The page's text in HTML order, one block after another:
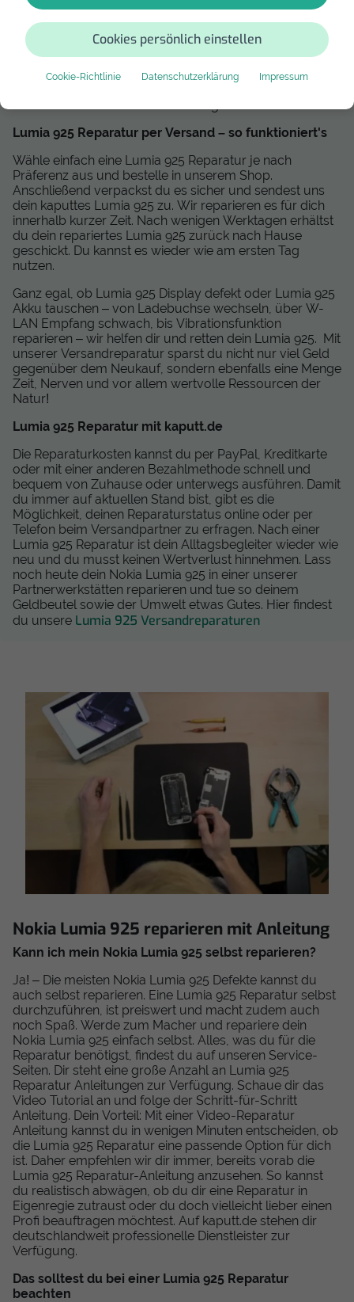
Cookies persönlich einstellen
Cookie-Richtlinie Datenschutzerklärung Impressum
Bevor du dein Lumia 925 zur Post bringst, sichere deine
Daten mit einem Backup. Im Normalfall bleiben all deine
Daten bei der Versandreparatur auf deinem Handy bzw.
Tablet erhalten. Doch sollte ein Ausnahmefall eintreffen,
Lumia 925 Reparatur per Versand – so funktioniert's
Wähle einfach eine Lumia 925 Reparatur je nach
Präferenz aus und bestelle in unserem Shop.
Anschließend verpackst du es sicher und sendest uns
dein kaputtes Lumia 925 zu. Wir reparieren es für dich
innerhalb kurzer Zeit. Nach wenigen Werktagen erhältst
du dein repariertes Lumia 925 zurück nach Hause
geschickt. Du kannst es wieder wie am ersten Tag
nutzen.
Ganz egal, ob Lumia 925 Display defekt oder Lumia 925
Akku tauschen – von Ladebuchse wechseln, über W-
LAN Empfang schwach, bis Vibrationsfunktion
reparieren – wir helfen dir und retten dein Lumia 925. Mit
unserer Versandreparatur sparst du nicht nur viel Geld
gegenüber dem Neukauf, sondern ebenfalls eine Menge
Zeit, Nerven und vor allem wertvolle Ressourcen der
Natur!
Lumia 925 Reparatur mit kaputt.de
Die Reparaturkosten kannst du per PayPal, Kreditkarte
oder mit einer anderen Bezahlmethode schnell und
bequem von Zuhause oder unterwegs ausführen. Damit
du immer auf aktuellen Stand bist, gibt es die
Möglichkeit, deinen Reparaturstatus online oder per
Telefon beim Versandpartner zu erfragen. Nach einer
Lumia 925 Reparatur ist dein Alltagsbegleiter wieder wie
neu und du musst keinen Wertverlust hinnehmen. Lass
noch heute dein Nokia Lumia 925 in einer unserer
Partnerwerkstätten reparieren und tue so deinem
Geldbeutel sowie der Umwelt etwas Gutes. Hier findest
du unsere Lumia 925 Versandreparaturen
Nokia Lumia 925 reparieren mit Anleitung
Kann ich mein Nokia Lumia 925 selbst reparieren?
Ja! – Die meisten Nokia Lumia 925 Defekte kannst du
auch selbst reparieren. Eine Lumia 925 Reparatur selbst
durchzuführen, ist preiswert und macht zudem auch
noch Spaß. Werde zum Macher und repariere dein
Nokia Lumia 925 einfach selbst. Alles, was du für die
Reparatur benötigst, findest du auf unseren Service-
Seiten. Dir steht eine große Anzahl an Lumia 925
Reparatur Anleitungen zur Verfügung. Schaue dir das
Video Tutorial an und folge der Schritt-für-Schritt
Anleitung. Dein Vorteil: Mit einer Video-Reparatur
Anleitung kannst du in wenigen Minuten entscheiden, ob
die Lumia 925 Reparatur eine passende Option für dich
ist. Daher empfehlen wir dir immer, bereits vorab die
Lumia 925 Reparatur-Anleitung anzusehen. So kannst
du realistisch abwägen, ob du dir eine Reparatur in
Eigenregie zutraust oder du doch vielleicht lieber einen
Profi beauftragen möchtest. Auf kaputt.de stehen dir
deutschlandweit professionelle Dienstleister zur
Verfügung.
Das solltest du bei einer Lumia 925 Reparatur
beachten